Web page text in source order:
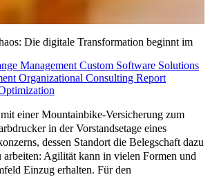
Die digitale Transformation beginnt im
Management Custom Software Solutions
Organizational Consulting Report
einer Mountainbike-Versicherung zum
in der Vorstandsetage eines
dessen Standort die Belegschaft dazu
arbeiten: Agilität kann in vielen Formen und
Einzug erhalten. Für den